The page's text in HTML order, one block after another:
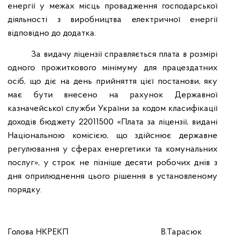
енергії у межах місць провадження господарської
діяльності з виробництва електричної енергії
відповідно до додатка.
За видачу ліцензії справляється плата в розмірі
одного прожиткового мінімуму для працездатних
осіб, що діє на день прийняття цієї постанови, яку
має бути внесено на рахунок Державної
казначейської служби України за кодом класифікації
доходів бюджету 22011500 «Плата за ліцензії, видані
Національною комісією, що здійснює державне
регулювання у сферах енергетики та комунальних
послуг», у строк не пізніше десяти робочих днів з
дня оприлюднення цього рішення в установленому
порядку.
Голова НКРЕКП В.Тарасюк